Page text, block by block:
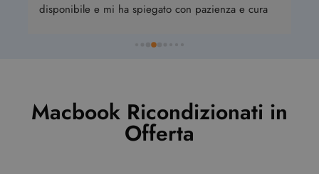
disponibile e mi ha spiegato con pazienza e cura
rientrata! Ad oggi un tecnico informatico empatico
Macbook Ricondizionati in
Offerta